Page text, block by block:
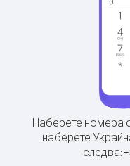
Наберете номера
наберете
следва:+